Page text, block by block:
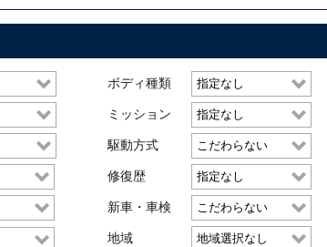
ボディ種類
ミッション
駆動方式
修復歴
新車・車検
地域